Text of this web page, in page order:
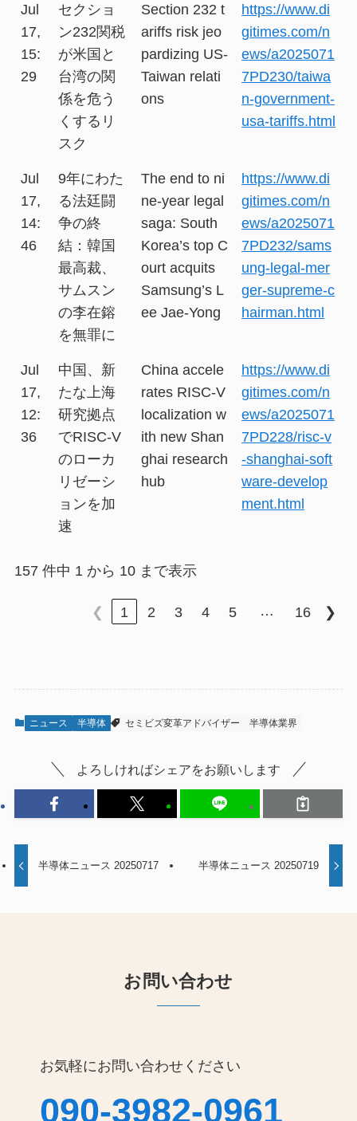
Jul
17,
15:
29
セクショ
ン232関税
が米国と
台湾の関
係を危う
くするリ
スク
Section 232 t
ariffs risk jeo
pardizing US-
Taiwan relati
ons
https://www.di
gitimes.com/n
ews/a2025071
7PD230/taiwa
n-government-
usa-tariffs.html
Jul
17,
14:
46
9年にわた
る法廷闘
争の終
結：韓国
最高裁、
サムスン
の李在鎔
を無罪に
The end to ni
ne-year legal
saga: South
Korea’s top C
ourt acquits
Samsung’s L
ee Jae-Yong
https://www.di
gitimes.com/n
ews/a2025071
7PD232/sams
ung-legal-mer
ger-supreme-c
hairman.html
Jul
17,
12:
36
中国、新
たな上海
研究拠点
でRISC-V
のローカ
リゼーシ
ョンを加
速
China accele
rates RISC-V
localization w
ith new Shan
ghai research
hub
https://www.di
gitimes.com/n
ews/a2025071
7PD228/risc-v
-shanghai-soft
ware-develop
ment.html
157 件中 1 から 10 まで表示
❮ 1 2 3 4 5 … 16 ❯
ニュース 半導体 セミビズ変革アドバイザー 半導体業界
よろしければシェアをお願いします
半導体ニュース 20250717 半導体ニュース 20250719
お問い合わせ
お気軽にお問い合わせください
090-3982-0961